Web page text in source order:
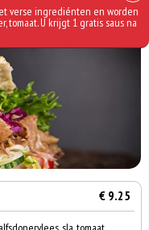
verse ingrediénten en worden
tomaat. U krijgt 1 gratis saus na
€ 9.25